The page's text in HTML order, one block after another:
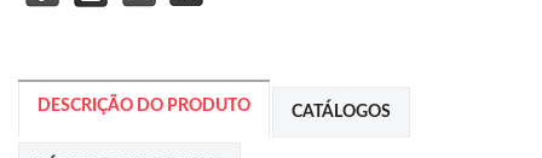
DESCRIÇÃO DO PRODUTO CATÁLOGOS